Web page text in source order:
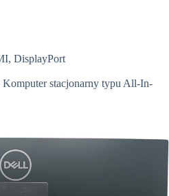
DisplayPort
Komputer stacjonarny typu All-In-